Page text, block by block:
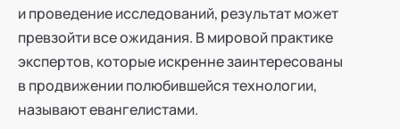
и проведение исследований, результат может
превзойти все ожидания. В мировой практике
экспертов, которые искренне заинтересованы
в продвижении полюбившейся технологии,
называют евангелистами.